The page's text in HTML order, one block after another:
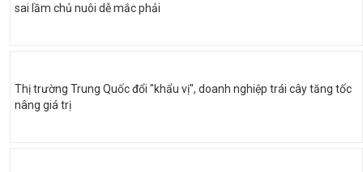
sai lầm chủ nuôi dễ mắc phải
Thị trường Trung Quốc đổi "khẩu vị", doanh nghiệp trái cây tăng tốc
nâng giá trị